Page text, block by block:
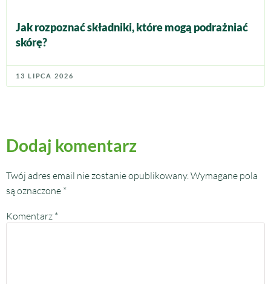
Jak rozpoznać składniki, które mogą podrażniać
skórę?
13 LIPCA 2026
Dodaj komentarz
Twój adres email nie zostanie opublikowany.Wymagane pola
są oznaczone *
Komentarz *